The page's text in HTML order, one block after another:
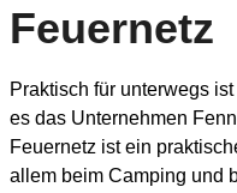
Feuernetz
Praktisch für unterwegs
es das Unternehmen
Feuernetz ist ein
allem beim Camping und